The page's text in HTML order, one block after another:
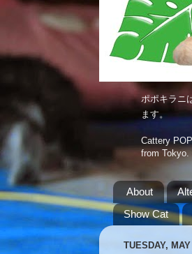
ポポキラニ
ます。
Cattery
from Tokyo.
About
Show Cat
TUESDAY,